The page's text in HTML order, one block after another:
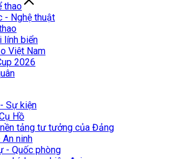
thao
- Nghệ thuật
lính biển
Việt Nam
2026
Sự kiện
Hồ
tảng tư tưởng của Đảng
ninh
- Quốc phòng